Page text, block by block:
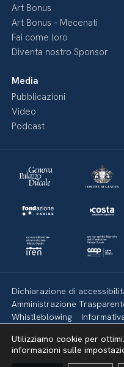
Art Bonus
Art Bonus – Mecenati
Fai come loro
Diventa nostro Sponsor
Media
Pubblicazioni
Video
Podcast
Dichiarazione di
Amministrazione
Whistleblowing
Mappa del sito
Utilizziamo cookie per
informazioni sulle